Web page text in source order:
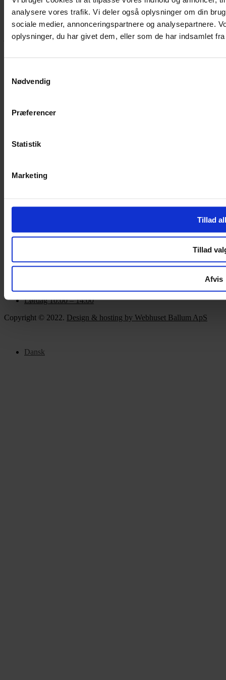
analysere vores trafik. Vi deler også oplysninger om din
sociale medier, annonceringspartnere og analysepartnere.
oplysninger, du har givet dem, eller som de har indsamlet
Nødvendig
Præferencer
Statistik
Marketing
Tillad
Tillad
Afvis
Hvis du bøvler med noget eller ønsker ny inspiration, så skriv til
mig,eller kom forbi butikken på Vestergade 12 i Tønder. Så hjælper
jeg dig på vej.
CVR 43041649
Handelsbetingelser
Privatlivspolitik
Handelsbetingelser
Om Yarn Every Wear
Mandag – Fredag 10:00 – 17:30
Lørdag 10:00 – 14:00
Copyright © 2022. Design & hosting by Webhuset Ballum ApS
Dansk